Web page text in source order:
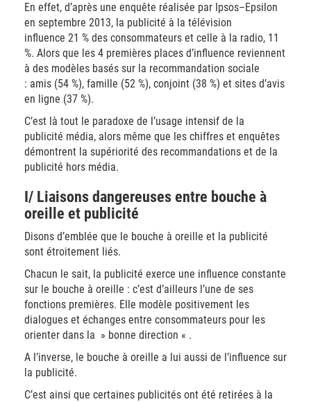
En effet, d’après une enquête réalisée par Ipsos–Epsilon
en septembre 2013, la publicité à la télévision
influence 21 % des consommateurs et celle à la radio, 11
%. Alors que les 4 premières places d’influence reviennent
à des modèles basés sur la recommandation sociale
: amis (54 %), famille (52 %), conjoint (38 %) et sites d’avis
en ligne (37 %).
C’est là tout le paradoxe de l’usage intensif de la
publicité média, alors même que les chiffres et enquêtes
démontrent la supériorité des recommandations et de la
publicité hors média.
I/ Liaisons dangereuses entre bouche à
oreille et publicité
Disons d’emblée que le bouche à oreille et la publicité
sont étroitement liés.
Chacun le sait, la publicité exerce une influence constante
sur le bouche à oreille : c’est d’ailleurs l’une de ses
fonctions premières. Elle modèle positivement les
dialogues et échanges entre consommateurs pour les
orienter dans la » bonne direction « .
A l’inverse, le bouche à oreille a lui aussi de l’influence sur
la publicité.
C’est ainsi que certaines publicités ont été retirées à la